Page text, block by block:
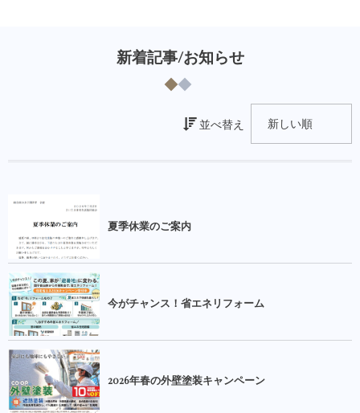
新着記事/お知らせ
並べ替え
夏季休業のご案内
今がチャンス！省エネリフォーム
2026年春の外壁塗装キャンペーン